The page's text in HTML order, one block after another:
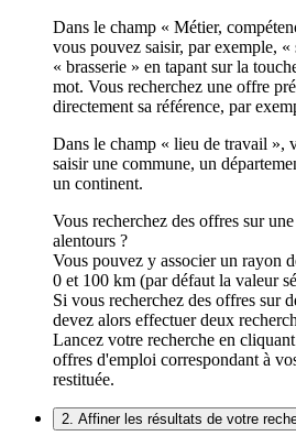
Dans le champ « Métier,
vous pouvez saisir, par exemple,
« brasserie » en tapant sur la
mot. Vous recherchez une offre
directement sa référence, par
Dans le champ « lieu de travail »,
saisir une commune, un
un continent.
Vous recherchez des offres sur
alentours ?
Vous pouvez y associer un rayon
0 et 100 km (par défaut la valeur
Si vous recherchez des offres sur
devez alors effectuer deux
Lancez votre recherche en
offres d'emploi correspondant à
restituée.
2. Affiner les résultats de votre